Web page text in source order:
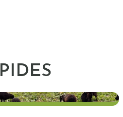
loisirs 11-14 ans –